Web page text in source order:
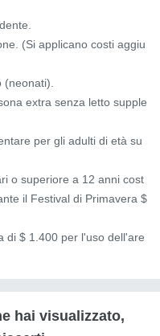
(Si applicano costi aggiu
extra senza letto supple
per gli adulti di età su
o superiore a 12 anni cost
il Festival di Primavera $
di $ 1.400 per l'uso dell'are
hai visualizzato,